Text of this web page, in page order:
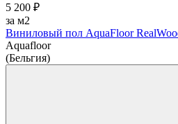
5 200 ₽
за м2
Виниловый пол AquaFloor
Aquafloor
(Бельгия)